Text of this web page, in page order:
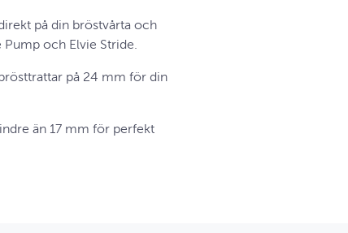
på din bröstvårta och
och Elvie Stride.
på 24 mm för din
än 17 mm för perfekt